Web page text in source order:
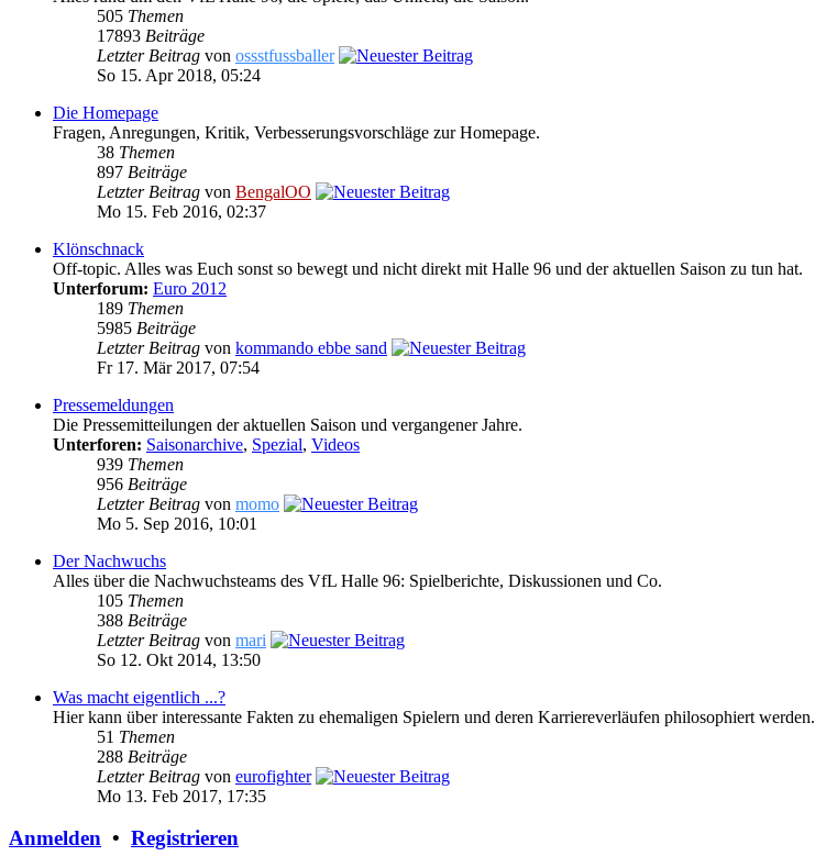
505 Themen
17893 Beiträge
Letzter Beitrag von ossstfussballer
So 15. Apr 2018, 05:24
Die Homepage
Fragen, Anregungen, Kritik, Verbesserungsvorschläge zur Homepage.
38 Themen
897 Beiträge
Letzter Beitrag von BengalOO
Mo 15. Feb 2016, 02:37
Klönschnack
Off-topic. Alles was Euch sonst so bewegt und nicht direkt mit Halle 96 und der aktuellen Saison zu tun hat.
Unterforum: Euro 2012
189 Themen
5985 Beiträge
Letzter Beitrag von kommando ebbe sand
Fr 17. Mär 2017, 07:54
Pressemeldungen
Die Pressemitteilungen der aktuellen Saison und vergangener Jahre.
Unterforen: Saisonarchive, Spezial, Videos
939 Themen
956 Beiträge
Letzter Beitrag von momo
Mo 5. Sep 2016, 10:01
Der Nachwuchs
Alles über die Nachwuchsteams des VfL Halle 96: Spielberichte, Diskussionen und Co.
105 Themen
388 Beiträge
Letzter Beitrag von mari
So 12. Okt 2014, 13:50
Was macht eigentlich ...?
Hier kann über interessante Fakten zu ehemaligen Spielern und deren Karriereverläufen philosophiert werden.
51 Themen
288 Beiträge
Letzter Beitrag von eurofighter
Mo 13. Feb 2017, 17:35
Anmelden • Registrieren